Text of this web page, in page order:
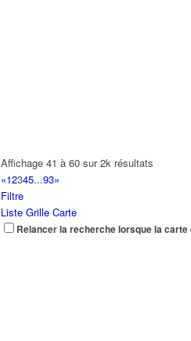
Affichage 41 à 60 sur 2k résultats
«12345...93»
Filtre
Liste Grille Carte
Relancer la recherche lorsque la carte